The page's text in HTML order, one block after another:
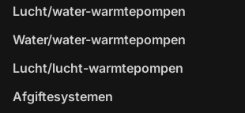
Lucht/water-warmtepompen
Water/water-warmtepompen
Lucht/lucht-warmtepompen
Afgiftesystemen